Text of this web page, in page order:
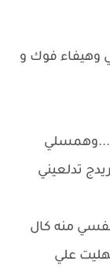
وهيفاء فوك و
تدلعيني
منه كال
علي